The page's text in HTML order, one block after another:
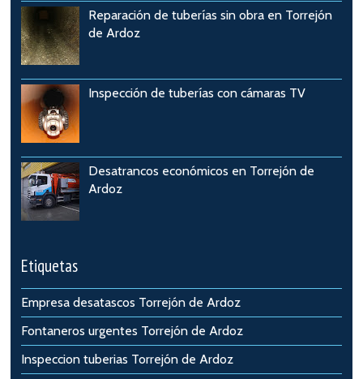
Reparación de tuberías sin obra en Torrejón
de Ardoz
Inspección de tuberías con cámaras TV
Desatrancos económicos en Torrejón de
Ardoz
Etiquetas
Empresa desatascos Torrejón de Ardoz
Fontaneros urgentes Torrejón de Ardoz
Inspeccion tuberias Torrejón de Ardoz